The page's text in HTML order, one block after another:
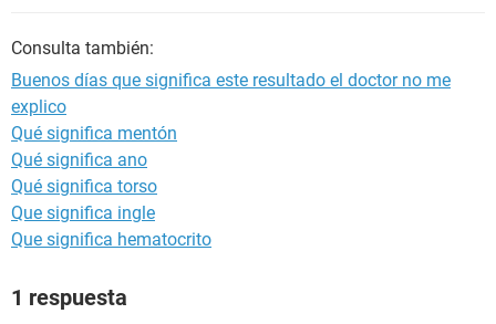
Consulta también:
Buenos días que significa este resultado el doctor no me
explico
Qué significa mentón
Qué significa ano
Qué significa torso
Que significa ingle
Que significa hematocrito
1 respuesta